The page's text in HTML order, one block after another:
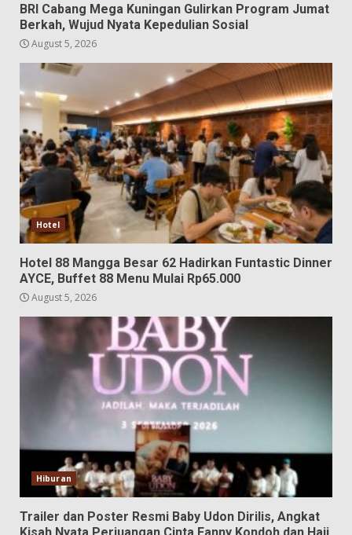
BRI Cabang Mega Kuningan Gulirkan Program Jumat
Berkah, Wujud Nyata Kepedulian Sosial
August 5, 2026
Hotel
Hotel 88 Mangga Besar 62 Hadirkan Funtastic Dinner
AYCE, Buffet 88 Menu Mulai Rp65.000
August 5, 2026
Hiburan
Trailer dan Poster Resmi Baby Udon Dirilis, Angkat